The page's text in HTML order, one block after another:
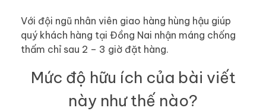
Với đội ngũ nhân viên giao hàng hùng hậu giúp
quý khách hàng tại Đồng Nai nhận máng chống
thấm chỉ sau 2 – 3 giờ đặt hàng.
Mức độ hữu ích của bài viết
này như thế nào?